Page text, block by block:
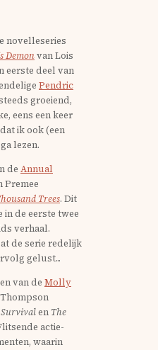
novelleseries
Demonvan Lois
eerste deel van
Pendric
groeiend,
eens een keer
ik ook (een
lezen.
de Annual
Premee
Trees. Dit
de eerste twee
verhaal.
de serie redelijk
gelust...
van de Molly
Survivalen The
actie-
waarin